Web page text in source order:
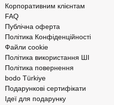
Корпоративним клієнтам
FAQ
Публічна оферта
Політика Конфіденційності
Файли cookie
Політика використання ШІ
Політика повернення
bodo Türkiye
Подарункові сертифікати
Ідеї для подарунку